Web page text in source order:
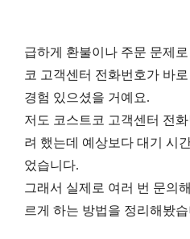
급하게 환불이나 주문 문제
코 고객센터 전화번호가 바
경험 있으셨을 거예요.
저도 코스트코 고객센터 전
려 했는데 예상보다 대기 시
었습니다.
그래서 실제로 여러 번 문의
르게 하는 방법을 정리해봤